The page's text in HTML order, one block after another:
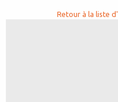
Retour à la liste